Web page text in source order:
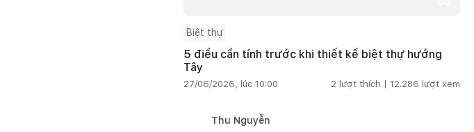
Biệt thự
5 điều cần tính trước khi thiết kế biệt thự hướng
Tây
27/06/2026, lúc 10:00 2 lượt thích | 12.286 lượt xem
Thu Nguyễn